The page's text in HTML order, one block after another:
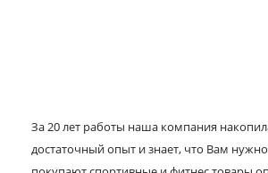
За 20 лет работы наша компания
достаточный опыт и знает, что Вам